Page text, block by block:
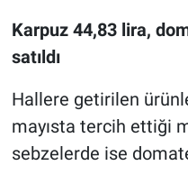
Karpuz 44,83 lira,
satıldı
Hallere getirilen
mayısta tercih ettiği
sebzelerde ise